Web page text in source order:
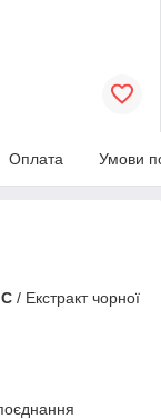
Оплата Умови
/ Екстракт чорної